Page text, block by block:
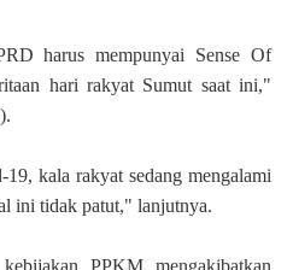
harus mempunyai Sense Of
hari rakyat Sumut saat ini,"
kala rakyat sedang mengalami
ini tidak patut," lanjutnya.
PPKM mengakibatkan